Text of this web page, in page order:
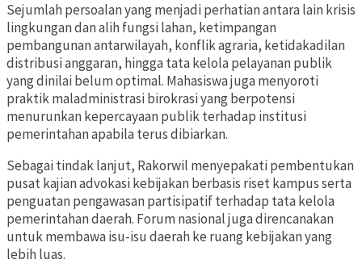
Sejumlah persoalan yang menjadi perhatian antara lain krisis
lingkungan dan alih fungsi lahan, ketimpangan
pembangunan antarwilayah, konflik agraria, ketidakadilan
distribusi anggaran, hingga tata kelola pelayanan publik
yang dinilai belum optimal. Mahasiswa juga menyoroti
praktik maladministrasi birokrasi yang berpotensi
menurunkan kepercayaan publik terhadap institusi
pemerintahan apabila terus dibiarkan.
Sebagai tindak lanjut, Rakorwil menyepakati pembentukan
pusat kajian advokasi kebijakan berbasis riset kampus serta
penguatan pengawasan partisipatif terhadap tata kelola
pemerintahan daerah. Forum nasional juga direncanakan
untuk membawa isu-isu daerah ke ruang kebijakan yang
lebih luas.